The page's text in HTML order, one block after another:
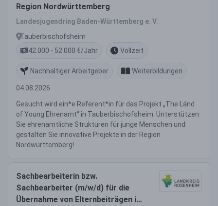
Region Nordwürttemberg
Landesjugendring Baden-Württemberg e. V.
Tauberbischofsheim
42.000 - 52.000 €/Jahr
Vollzeit
Nachhaltiger Arbeitgeber Weiterbildungen
04.08.2026
Gesucht wird ein*e Referent*in für das Projekt „The Länd
of Young Ehrenamt“ in Tauberbischofsheim. Unterstützen
Sie ehrenamtliche Strukturen für junge Menschen und
gestalten Sie innovative Projekte in der Region
Nordwürttemberg!
Sachbearbeiterin bzw.
Sachbearbeiter (m/w/d) für die
Übernahme von Elternbeiträgen in